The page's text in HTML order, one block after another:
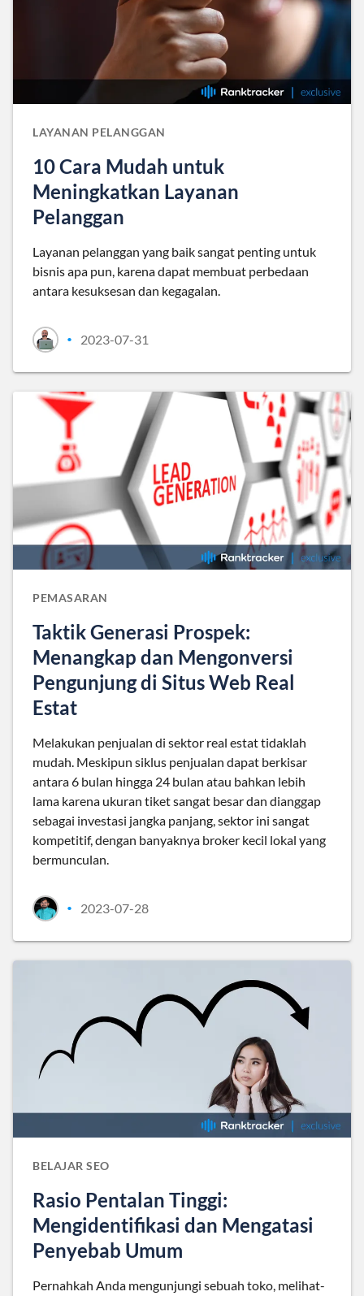
LAYANAN PELANGGAN
10 Cara Mudah untuk
Meningkatkan Layanan
Pelanggan
Layanan pelanggan yang baik sangat penting untuk
bisnis apa pun, karena dapat membuat perbedaan
antara kesuksesan dan kegagalan.
• 2023-07-31
PEMASARAN
Taktik Generasi Prospek:
Menangkap dan Mengonversi
Pengunjung di Situs Web Real
Estat
Melakukan penjualan di sektor real estat tidaklah
mudah. Meskipun siklus penjualan dapat berkisar
antara 6 bulan hingga 24 bulan atau bahkan lebih
lama karena ukuran tiket sangat besar dan dianggap
sebagai investasi jangka panjang, sektor ini sangat
kompetitif, dengan banyaknya broker kecil lokal yang
bermunculan.
• 2023-07-28
BELAJAR SEO
Rasio Pentalan Tinggi:
Mengidentifikasi dan Mengatasi
Penyebab Umum
Pernahkah Anda mengunjungi sebuah toko, melihat-